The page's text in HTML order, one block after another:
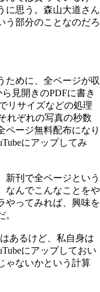
に思う。森山大道さん
う部分のことなのだろ
ために、全ページが収
見開きのPDFに書き
リサイズなどの処理
れぞれの写真の秒数
ページ無料配布になり
にアップしてみ
新刊で全ページという
なんでこんなことをや
やってみれば、興味を
あるけど、私自身は
にアップしておい
ゃないかという計算